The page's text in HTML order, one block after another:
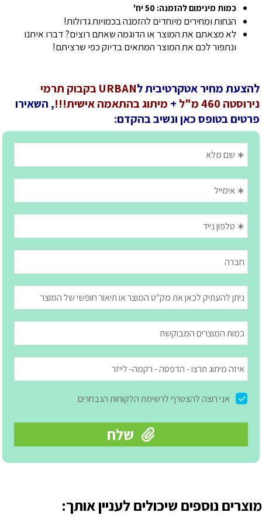
כמות מינימום להזמנה: 50 יח'
הנחות ומחירים מיוחדים להזמנה בכמויות גדולות!
לא מצאתם את המוצר או הדוגמה שאתם רוצים? דברו איתנו
ונתפור לכם את המוצר המתאים בדיוק כפי שרציתם!
להצעת מחיר אטקרטיבית ל
URBAN בקבוק תרמי
נירוסטה 460 מ"ל
+ מיתוג בהתאמה אישית!!!, השאירו
פרטים בטופס כאן ונשיב בהקדם:
מוצרים נוספים שיכולים לעניין אותך: